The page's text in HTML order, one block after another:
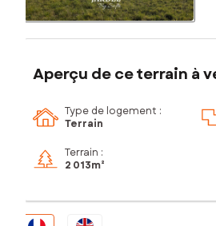
Aperçu de ce terrain à
Type de logement :
Terrain
Terrain :
2 013m²